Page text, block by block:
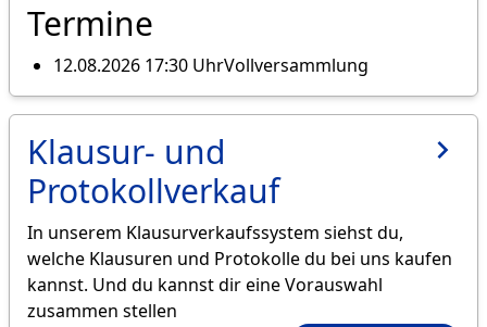
Termine
12.08.2026 17:30 UhrVollversammlung
Klausur- und
Protokollverkauf
In unserem Klausurverkaufssystem siehst du,
welche Klausuren und Protokolle du bei uns kaufen
kannst. Und du kannst dir eine Vorauswahl
zusammen stellen